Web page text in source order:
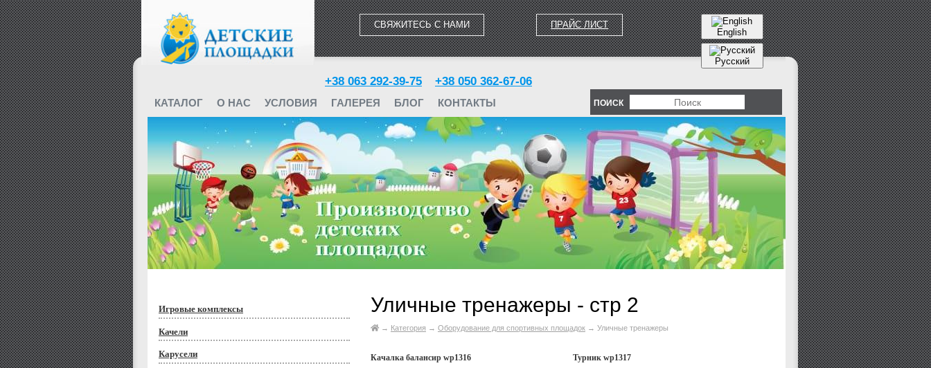
СВЯЖИТЕСЬ С НАМИ ПРАЙС ЛИСТ
+38 063 292-39-75 +38 050 362-67-06
КАТАЛОГ О НАС УСЛОВИЯ ГАЛЕРЕЯ БЛОГ КОНТАКТЫ ПОИСК
English
Русский
Игровые комплексы
Качели
Карусели
Уличные тренажеры - стр 2
→ Категория → Оборудование для спортивных площадок → Уличные тренажеры
Качалка балансир wp1316 Турник wp1317